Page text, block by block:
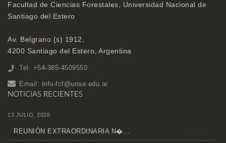
Facultad de Ciencias Forestales, Universidad Nacional de
Santiago del Estero
Av. Belgrano (s) 1912,
4200 Santiago del Estero, Argentina
Tel: +54-385-4509550
Email: info-fcf@unse.edu.ar
NOTICIAS RECIENTES
13 JULIO, 2026
REUNIÓN EXTRAORDINARIA N�...